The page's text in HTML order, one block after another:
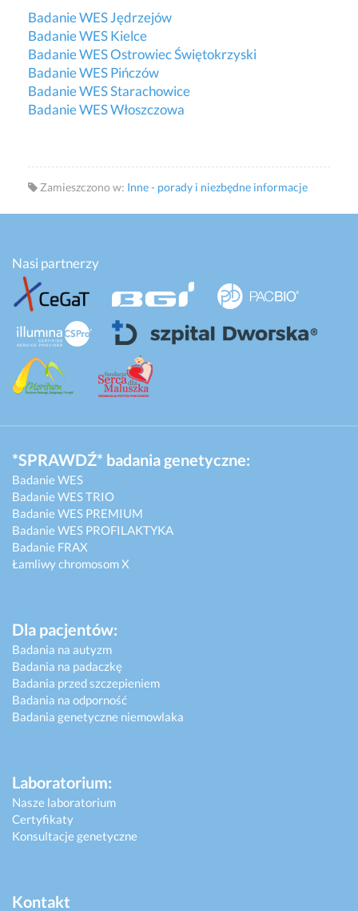
Badanie WES Jędrzejów
Badanie WES Kielce
Badanie WES Ostrowiec Świętokrzyski
Badanie WES Pińczów
Badanie WES Starachowice
Badanie WES Włoszczowa
Zamieszczono w: Inne - porady i niezbędne informacje
Nasi partnerzy
*SPRAWDŹ* badania genetyczne:
Badanie WES
Badanie WES TRIO
Badanie WES PREMIUM
Badanie WES PROFILAKTYKA
Badanie FRAX
Łamliwy chromosom X
Dla pacjentów:
Badania na autyzm
Badania na padaczkę
Badania przed szczepieniem
Badania na odporność
Badania genetyczne niemowlaka
Laboratorium:
Nasze laboratorium
Certyfikaty
Konsultacje genetyczne
Kontakt